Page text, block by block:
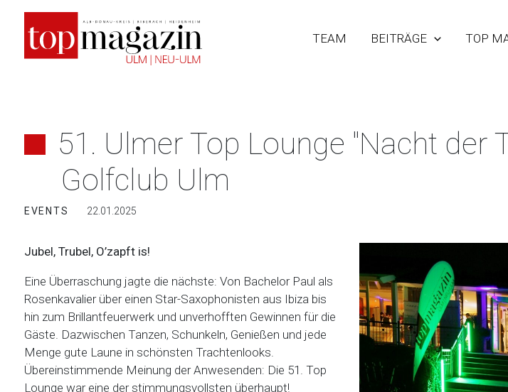
springen
TEAM BEITRÄGE TOP
51. Ulmer Top Lounge "Nacht der
Golfclub Ulm
EVENTS 22.01.2025
Jubel, Trubel, O’zapft is!
Eine Überraschung jagte die nächste: Von Bachelor Paul als
Rosenkavalier über einen Star-Saxophonisten aus Ibiza bis
hin zum Brillantfeuerwerk und unverhofften Gewinnen für die
Gäste. Dazwischen Tanzen, Schunkeln, Genießen und jede
Menge gute Laune in schönsten Trachtenlooks.
Übereinstimmende Meinung der Anwesenden: Die 51. Top
Lounge war eine der stimmungsvollsten überhaupt!